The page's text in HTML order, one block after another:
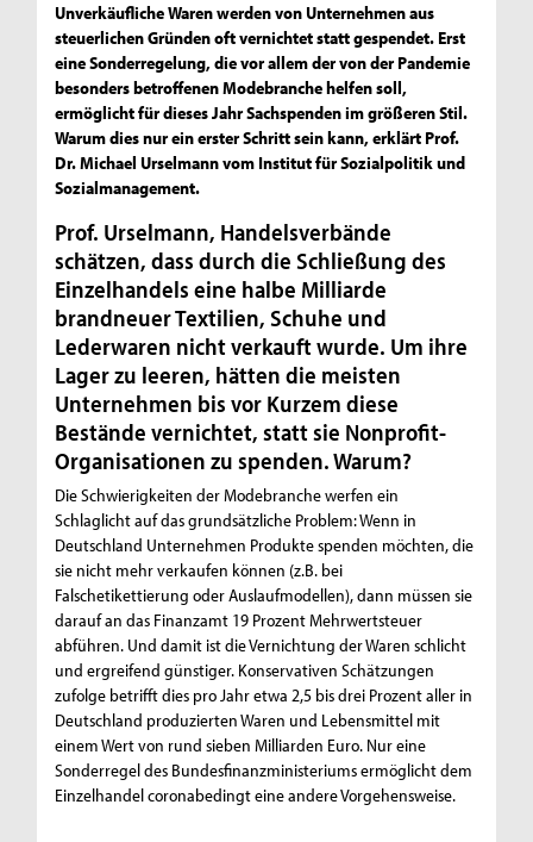
Unverkäufliche Waren werden von Unternehmen aus
steuerlichen Gründen oft vernichtet statt gespendet. Erst
eine Sonderregelung, die vor allem der von der Pandemie
besonders betroffenen Modebranche helfen soll,
ermöglicht für dieses Jahr Sachspenden im größeren Stil.
Warum dies nur ein erster Schritt sein kann, erklärt Prof.
Dr. Michael Urselmann vom Institut für Sozialpolitik und
Sozialmanagement.
Prof. Urselmann, Handelsverbände
schätzen, dass durch die Schließung des
Einzelhandels eine halbe Milliarde
brandneuer Textilien, Schuhe und
Lederwaren nicht verkauft wurde. Um ihre
Lager zu leeren, hätten die meisten
Unternehmen bis vor Kurzem diese
Bestände vernichtet, statt sie Nonprofit-
Organisationen zu spenden. Warum?
Die Schwierigkeiten der Modebranche werfen ein
Schlaglicht auf das grundsätzliche Problem: Wenn in
Deutschland Unternehmen Produkte spenden möchten, die
sie nicht mehr verkaufen können (z.B. bei
Falschetikettierung oder Auslaufmodellen), dann müssen sie
darauf an das Finanzamt 19 Prozent Mehrwertsteuer
abführen. Und damit ist die Vernichtung der Waren schlicht
und ergreifend günstiger. Konservativen Schätzungen
zufolge betrifft dies pro Jahr etwa 2,5 bis drei Prozent aller in
Deutschland produzierten Waren und Lebensmittel mit
einem Wert von rund sieben Milliarden Euro. Nur eine
Sonderregel des Bundesfinanzministeriums ermöglicht dem
Einzelhandel coronabedingt eine andere Vorgehensweise.